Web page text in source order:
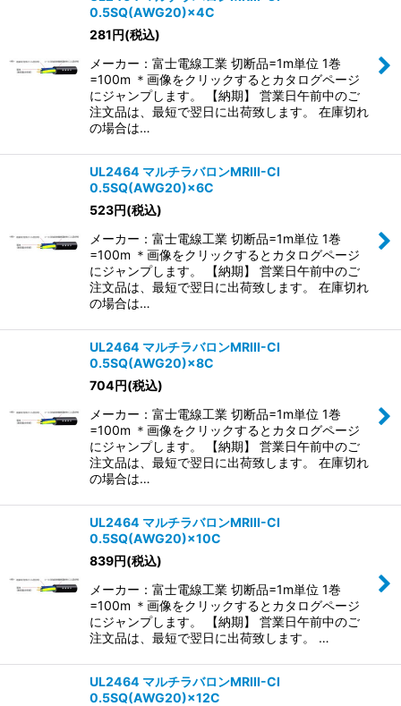
0.5SQ(AWG20)×4C
281円(税込)
メーカー：富士電線工業 切断品=1m単位 1巻
=100m ＊画像をクリックするとカタログページ
にジャンプします。 【納期】 営業日午前中のご
注文品は、最短で翌日に出荷致します。 在庫切れ
の場合は…
UL2464 マルチラバロンMRIII-CI
0.5SQ(AWG20)×6C
523円(税込)
メーカー：富士電線工業 切断品=1m単位 1巻
=100m ＊画像をクリックするとカタログページ
にジャンプします。 【納期】 営業日午前中のご
注文品は、最短で翌日に出荷致します。 在庫切れ
の場合は…
UL2464 マルチラバロンMRIII-CI
0.5SQ(AWG20)×8C
704円(税込)
メーカー：富士電線工業 切断品=1m単位 1巻
=100m ＊画像をクリックするとカタログページ
にジャンプします。 【納期】 営業日午前中のご
注文品は、最短で翌日に出荷致します。 在庫切れ
の場合は…
UL2464 マルチラバロンMRIII-CI
0.5SQ(AWG20)×10C
839円(税込)
メーカー：富士電線工業 切断品=1m単位 1巻
=100m ＊画像をクリックするとカタログページ
にジャンプします。 【納期】 営業日午前中のご
注文品は、最短で翌日に出荷致します。 …
UL2464 マルチラバロンMRIII-CI
0.5SQ(AWG20)×12C